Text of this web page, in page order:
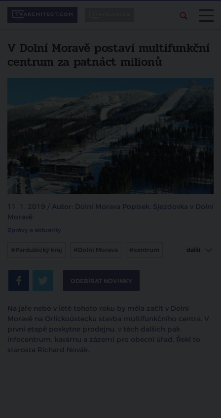
V Dolní Moravě postaví multifunkční
centrum za patnáct milionů
11. 1. 2019 / Autor: Dolní Morava Popisek: Sjezdovka v Dolní
Moravě
Zprávy a aktuality
#Pardubický kraj #Dolní Morava #centrum
#investice
další
ODEBÍRAT NOVINKY
Na jaře nebo v létě tohoto roku by měla začít v Dolní
Moravě na Orlickoústecku stavba multifunkčního centra. V
první etapě poskytne prodejnu, v těch dalších pak
infocentrum, kavárnu a zázemí pro obecní úřad. Řekl to
starosta Richard Novák.